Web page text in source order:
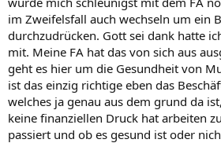
im Zweifelsfall auch wechseln um ein
durchzudrücken. Gott sei dank hatte
mit. Meine FA hat das von sich aus
geht es hier um die Gesundheit von
ist das einzig richtige eben das
welches ja genau aus dem grund da
keine finanziellen Druck hat arbeiten
passiert und ob es gesund ist oder